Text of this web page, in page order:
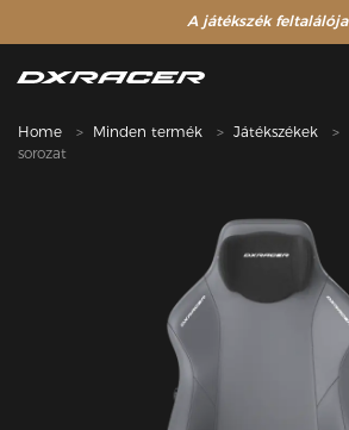
A játékszék feltalálója
Home Minden termék Játékszékek
sorozat